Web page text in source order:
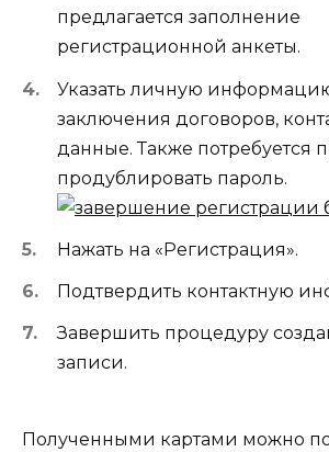
предлагается заполнение
регистрационной анкеты.
Указать личную
заключения договоров,
данные. Также потребуется
продублировать пароль.
Нажать на «Регистрация».
Подтвердить контактную
Завершить процедуру
записи.
Полученными картами можно